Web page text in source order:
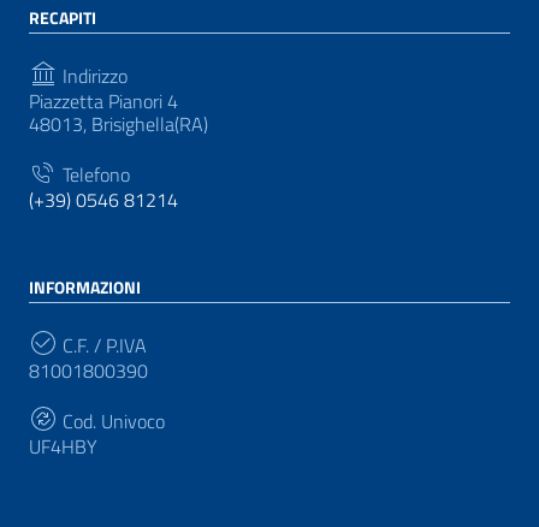
RECAPITI
Indirizzo
Piazzetta Pianori 4
48013, Brisighella(RA)
Telefono
(+39) 0546 81214
INFORMAZIONI
C.F. / P.IVA
81001800390
Cod. Univoco
UF4HBY